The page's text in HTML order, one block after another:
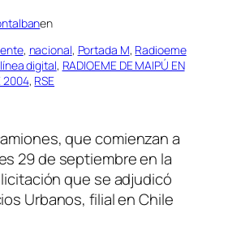
en
, nacional, Portada M, Radioeme
digital, RADIOEME DE MAIPÚ EN
2004, RSE
que comienzan a
29 de septiembre en la
que se adjudicó
Urbanos, filial en Chile